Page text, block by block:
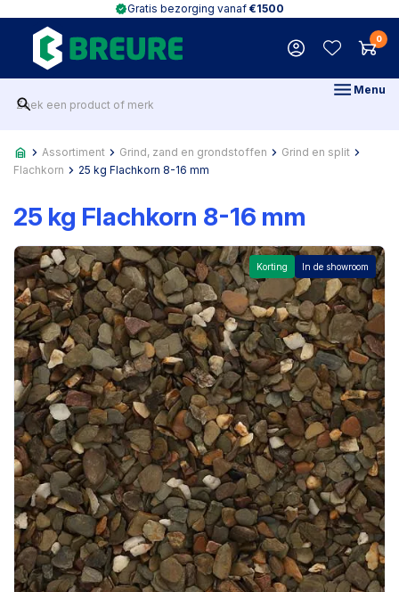
Gratis bezorging vanaf€1500
0
Menu
Assortiment Grind, zand en grondstoffen
Grind en split
Flachkorn
25 kg Flachkorn 8-16 mm
25 kg Flachkorn 8-16 mm
Korting In de showroom